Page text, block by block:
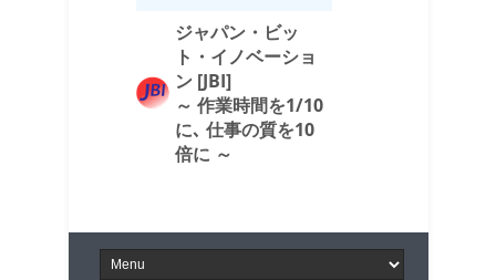
ジャパン・ビッ
ト・イノベーショ
ン [JBI]
～ 作業時間を1/10
に､ 仕事の質を10
倍に ～